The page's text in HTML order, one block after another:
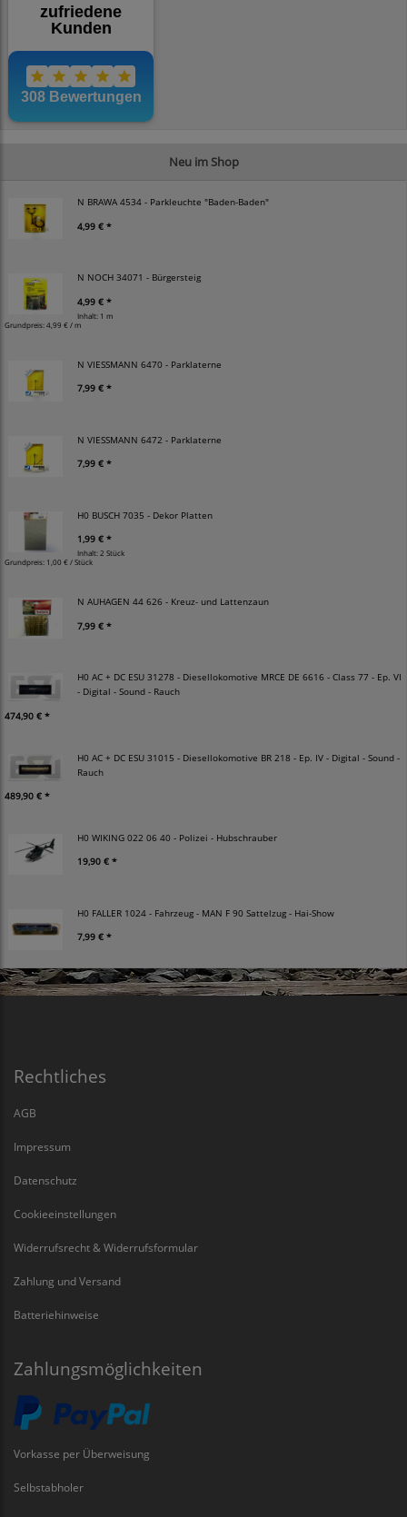
Neu im Shop
N BRAWA 4534 - Parkleuchte "Baden-Baden"
4,99 € *
N NOCH 34071 - Bürgersteig
4,99 € *
Inhalt: 1 m
Grundpreis:4,99 € / m
N VIESSMANN 6470 - Parklaterne
7,99 € *
N VIESSMANN 6472 - Parklaterne
7,99 € *
H0 BUSCH 7035 - Dekor Platten
1,99 € *
Inhalt: 2 Stück
Grundpreis: 1,00 € / Stück
N AUHAGEN 44 626 - Kreuz- und Lattenzaun
7,99 € *
H0 AC + DC ESU 31278 - Diesellokomotive MRCE DE 6616 - Class 77 - Ep. VI
- Digital - Sound - Rauch
474,90 € *
H0 AC + DC ESU 31015 - Diesellokomotive BR 218 - Ep. IV - Digital - Sound -
Rauch
489,90 € *
H0 WIKING 022 06 40 - Polizei - Hubschrauber
19,90 € *
H0 FALLER 1024 - Fahrzeug - MAN F 90 Sattelzug - Hai-Show
7,99 € *
Rechtliches
AGB
Impressum
Datenschutz
Cookieeinstellungen
Widerrufsrecht & Widerrufsformular
Zahlung und Versand
Batteriehinweise
Zahlungsmöglichkeiten
Vorkasse per Überweisung
Selbstabholer